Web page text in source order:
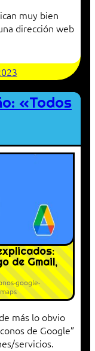
muy bien
dirección web
«Todos
de Gmail,
google-
más lo obvio
de Google”
servicios.